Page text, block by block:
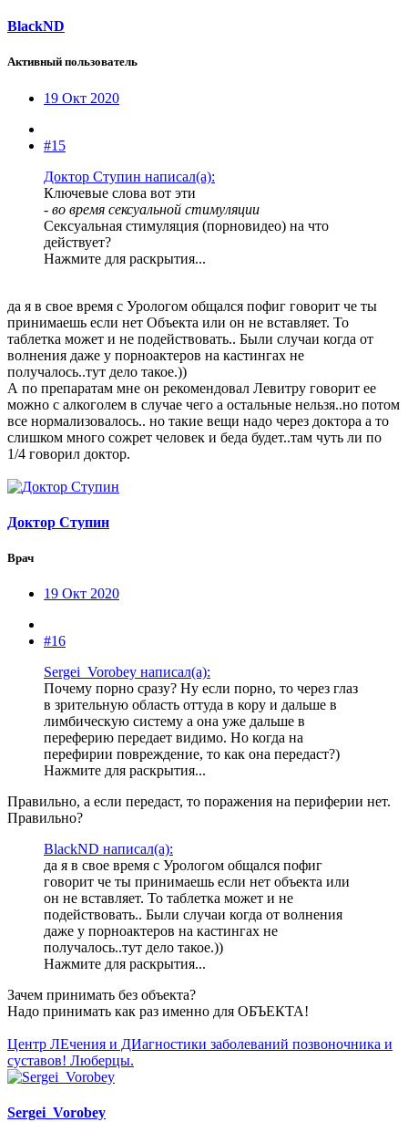
BlackND
Активный пользователь
19 Окт 2020
#15
Доктор Ступин написал(а):
Ключевые слова вот эти
- во время сексуальной стимуляции
Сексуальная стимуляция (порновидео) на что
действует?
Нажмите для раскрытия...
да я в свое время с Урологом общался пофиг говорит че ты
принимаешь если нет Объекта или он не вставляет. То
таблетка может и не подействовать.. Были случаи когда от
волнения даже у порноактеров на кастингах не
получалось..тут дело такое.))
А по препаратам мне он рекомендовал Левитру говорит ее
можно с алкоголем в случае чего а остальные нельзя..но потом
все нормализовалось.. но такие вещи надо через доктора а то
слишком много сожрет человек и беда будет..там чуть ли по
1/4 говорил доктор.
Доктор Ступин
Врач
19 Окт 2020
#16
Sergei_Vorobey написал(а):
Почему порно сразу? Ну если порно, то через глаз
в зрительную область оттуда в кору и дальше в
лимбическую систему а она уже дальше в
переферию передает видимо. Но когда на
перефирии повреждение, то как она передаст?)
Нажмите для раскрытия...
Правильно, а если передаст, то поражения на периферии нет.
Правильно?
BlackND написал(а):
да я в свое время с Урологом общался пофиг
говорит че ты принимаешь если нет объекта или
он не вставляет. То таблетка может и не
подействовать.. Были случаи когда от волнения
даже у порноактеров на кастингах не
получалось..тут дело такое.))
Нажмите для раскрытия...
Зачем принимать без объекта?
Надо принимать как раз именно для ОБЪЕКТА!
Центр ЛЕчения и ДИагностики заболеваний позвоночника и
суставов! Люберцы.
Sergei_Vorobey